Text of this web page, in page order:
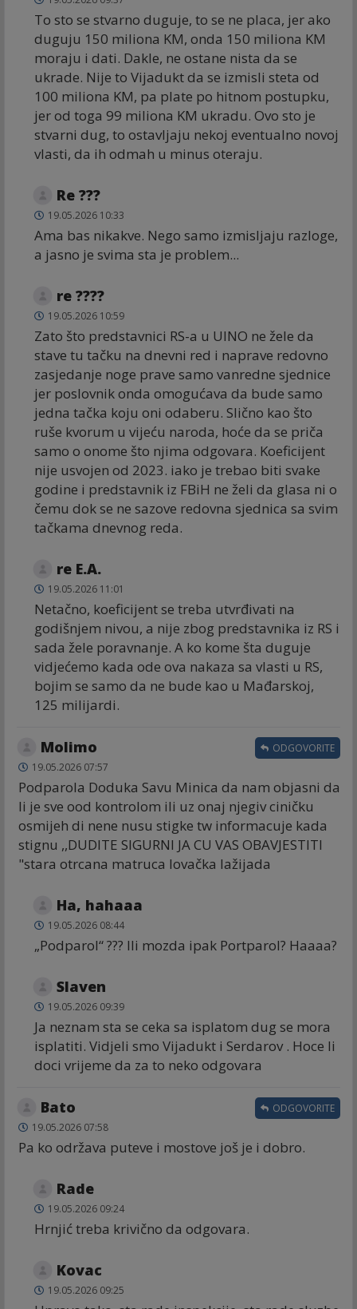
To sto se stvarno duguje, to se ne placa, jer ako
duguju 150 miliona KM, onda 150 miliona KM
moraju i dati. Dakle, ne ostane nista da se
ukrade. Nije to Vijadukt da se izmisli steta od
100 miliona KM, pa plate po hitnom postupku,
jer od toga 99 miliona KM ukradu. Ovo sto je
stvarni dug, to ostavljaju nekoj eventualno novoj
vlasti, da ih odmah u minus oteraju.
Re ???
19.05.2026 10:33
Ama bas nikakve. Nego samo izmisljaju razloge,
a jasno je svima sta je problem...
re ????
19.05.2026 10:59
Zato što predstavnici RS-a u UINO ne žele da
stave tu tačku na dnevni red i naprave redovno
zasjedanje noge prave samo vanredne sjednice
jer poslovnik onda omogućava da bude samo
jedna tačka koju oni odaberu. Slično kao što
ruše kvorum u vijeću naroda, hoće da se priča
samo o onome što njima odgovara. Koeficijent
nije usvojen od 2023. iako je trebao biti svake
godine i predstavnik iz FBiH ne želi da glasa ni o
čemu dok se ne sazove redovna sjednica sa svim
tačkama dnevnog reda.
re E.A.
19.05.2026 11:01
Netačno, koeficijent se treba utvrđivati na
godišnjem nivou, a nije zbog predstavnika iz RS i
sada žele poravnanje. A ko kome šta duguje
vidjećemo kada ode ova nakaza sa vlasti u RS,
bojim se samo da ne bude kao u Mađarskoj,
125 milijardi.
Molimo
19.05.2026 07:57
Podparola Doduka Savu Minica da nam objasni da
li je sve ood kontrolom ili uz onaj njegiv ciničku
osmijeh di nene nusu stigke tw informacuje kada
stignu ,,DUDITE SIGURNI JA CU VAS OBAVJESTITI
"stara otrcana matruca lovačka lažijada
ODGOVORITE
Ha, hahaaa
19.05.2026 08:44
„Podparol“ ??? Ili mozda ipak Portparol? Haaaa?
Slaven
19.05.2026 09:39
Ja neznam sta se ceka sa isplatom dug se mora
isplatiti. Vidjeli smo Vijadukt i Serdarov . Hoce li
doci vrijeme da za to neko odgovara
Bato
19.05.2026 07:58
Pa ko održava puteve i mostove još je i dobro.
ODGOVORITE
Rade
19.05.2026 09:24
Hrnjić treba krivično da odgovara.
Kovac
19.05.2026 09:25